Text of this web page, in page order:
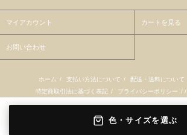
色・サイズを選ぶ
マイアカウント カートを見る
お問い合わせ
ホーム / 支払い方法について / 配送・送料について
特定商取引法に基づく表記 / プライバシーポリシー / /